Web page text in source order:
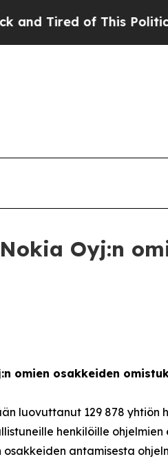
Tired of This Politics of
Oyj:n
omien osakkeiden
luovuttanut 129 878
henkilöille
osakkeiden antamisesta